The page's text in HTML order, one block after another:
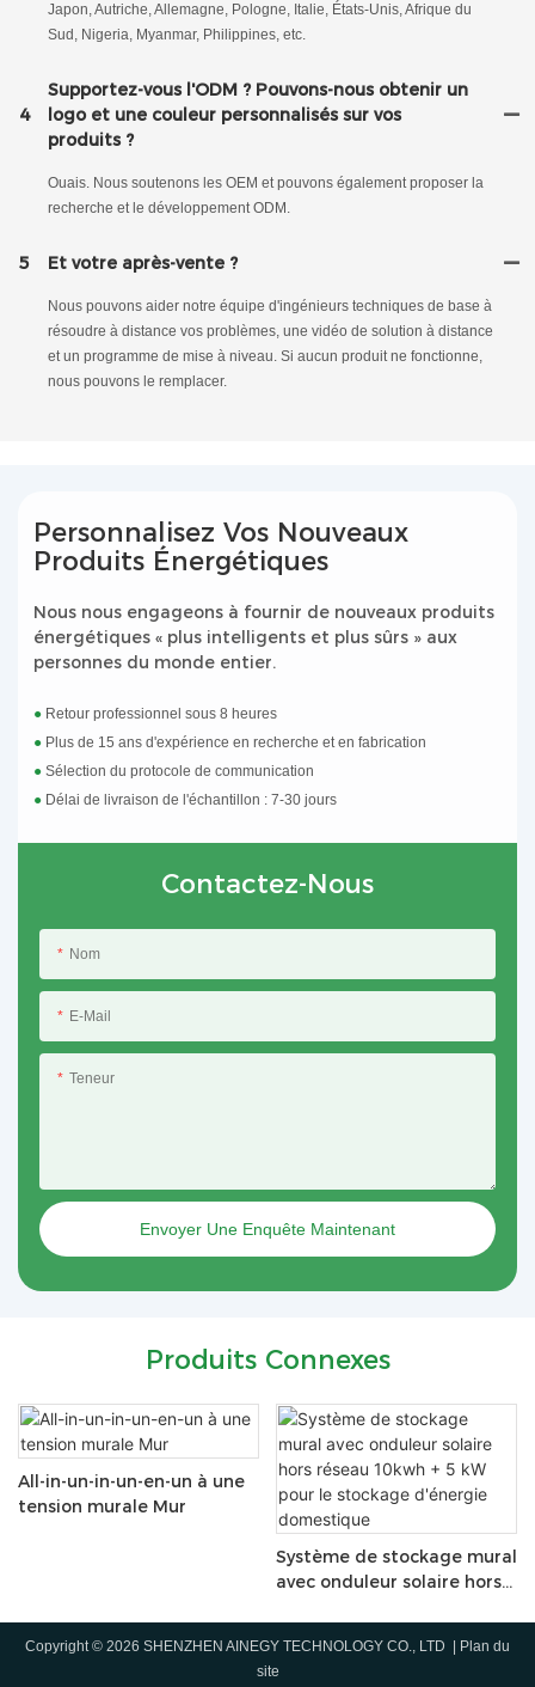
Japon, Autriche, Allemagne, Pologne, Italie, États-Unis, Afrique du
Sud, Nigeria, Myanmar, Philippines, etc.
4
Supportez-vous l'ODM ? Pouvons-nous obtenir un
logo et une couleur personnalisés sur vos
produits ?
Ouais. Nous soutenons les OEM et pouvons également proposer la
recherche et le développement ODM.
5 Et votre après-vente ?
Nous pouvons aider notre équipe d'ingénieurs techniques de base à
résoudre à distance vos problèmes, une vidéo de solution à distance
et un programme de mise à niveau. Si aucun produit ne fonctionne,
nous pouvons le remplacer.
Personnalisez Vos Nouveaux
Produits Énergétiques
Nous nous engageons à fournir de nouveaux produits
énergétiques « plus intelligents et plus sûrs » aux
personnes du monde entier.
● Retour professionnel sous 8 heures
● Plus de 15 ans d'expérience en recherche et en fabrication
●Sélection du protocole de communication
● Délai de livraison de l'échantillon : 7-30 jours
Contactez-Nous
Nom
E-Mail
Teneur
Envoyer Une Enquête Maintenant
Produits Connexes
All-in-un-in-un-en-un à une
tension murale Mur
Système de stockage mural
avec onduleur solaire hors
domestique
Copyright © 2026 SHENZHEN AINEGY TECHNOLOGY CO., LTD |
Plan du
site